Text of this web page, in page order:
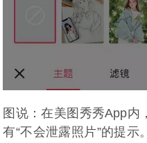
图说：在美图秀秀App内
有“不会泄露照片”的提